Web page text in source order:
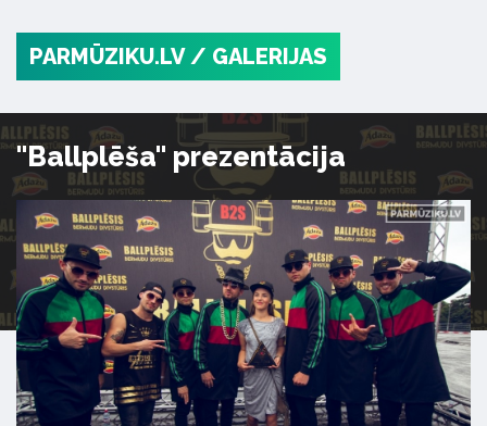
PARMŪZIKU.LV / GALERIJAS
"Ballplēša" prezentācija